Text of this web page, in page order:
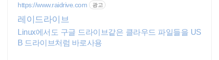
https://www.raidrive.com 광고
레이드라이브
Linux에서도 구글 드라이브같은 클라우드 파일들을 US
B 드라이브처럼 바로사용